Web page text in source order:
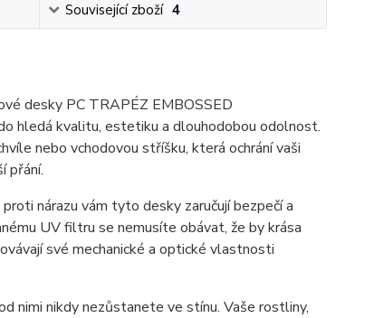
Související zboží 4
desky PC TRAPÉZ EMBOSSED
hledá kvalitu, estetiku a dlouhodobou odolnost.
nebo vchodovou stříšku, která ochrání vaši
přání.
nárazu vám tyto desky zaručují bezpečí a
UV filtru se nemusíte obávat, že by krása
své mechanické a optické vlastnosti
nimi nikdy nezůstanete ve stínu. Vaše rostliny,